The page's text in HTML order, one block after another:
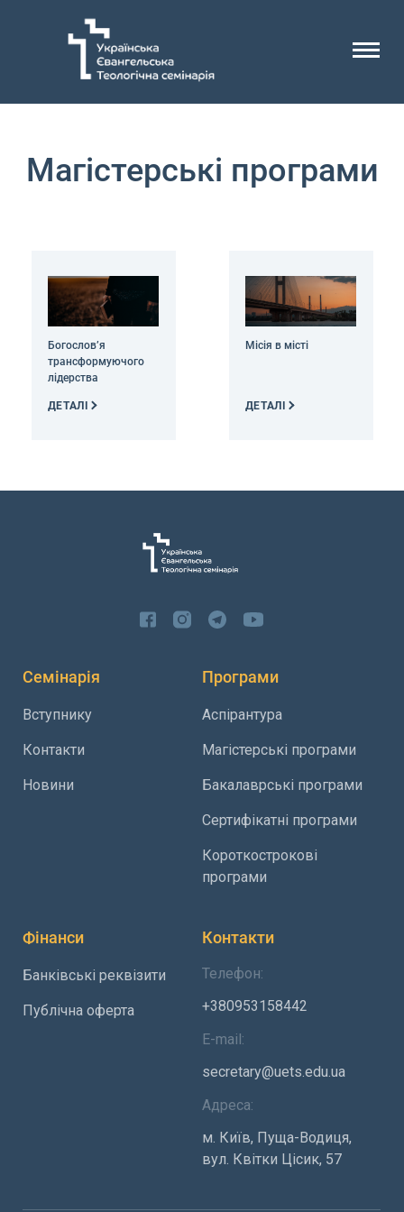
Магістерські програми
Богословʼя
трансформуючого
лідерства
ДЕТАЛІ
Місія в місті
ДЕТАЛІ
Семінарія
Вступнику
Контакти
Новини
Програми
Аспірантура
Магістерські програми
Бакалаврські програми
Сертифікатні програми
Короткострокові
програми
Фінанси
Банківські реквізити
Публічна оферта
Контакти
Телефон:
+380953158442
E-mail:
secretary@uets.edu.ua
Адреса:
м. Київ, Пуща-Водиця,
вул. Квітки Цісик, 57